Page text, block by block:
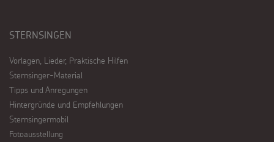
STERNSINGEN
Vorlagen, Lieder, Praktische Hilfen
Sternsinger-Material
Tipps und Anregungen
Hintergründe und Empfehlungen
Sternsingermobil
Fotoausstellung